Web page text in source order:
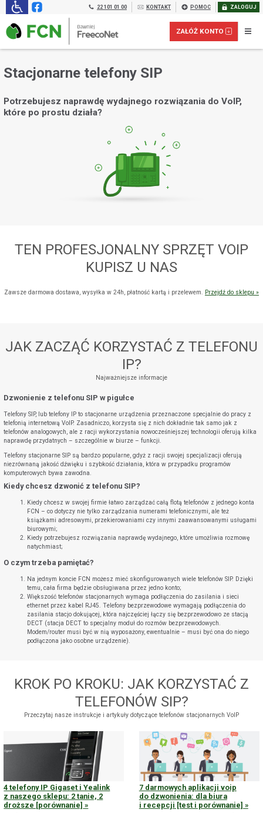
22 101 01 00 KONTAKT POMOC ZALOGUJ
ZAŁÓŻ KONTO
Załóż konto prepaid dla FIRM:
ZAŁÓŻ KONTO
Stacjonarne telefony SIP
Potrzebujesz naprawdę wydajnego rozwiązania do VoIP,
które po prostu działa?
TEN PROFESJONALNY SPRZĘT VOIP
KUPISZ U NAS
Zawsze darmowa dostawa, wysyłka w 24h, płatność kartą i przelewem. Przejdź do sklepu »
JAK ZACZĄĆ KORZYSTAĆ Z TELEFONU
IP?
Najważniejsze informacje
Dzwonienie z telefonu SIP w pigułce
Telefony SIP, lub telefony IP to stacjonarne urządzenia przeznaczone specjalnie do pracy z
telefonią internetową VoIP. Zasadniczo, korzysta się z nich dokładnie tak samo jak z
telefonów analogowych, ale z racji wykorzystania nowocześniejszej technologii oferują kilka
naprawdę przydatnych – szczególnie w biurze – funkcji.
Telefony stacjonarne SIP są bardzo popularne, gdyż z racji swojej specjalizacji oferują
niezrównaną jakość dźwięku i szybkość działania, która w przypadku programów
komputerowych bywa zawodna.
Kiedy chcesz dzwonić z telefonu SIP?
Kiedy chcesz w swojej firmie łatwo zarządzać całą flotą telefonów z jednego konta
FCN – co dotyczy nie tylko zarządzania numerami telefonicznymi, ale też
książkami adresowymi, przekierowaniami czy innymi zaawansowanymi usługami
biurowymi;
Kiedy potrzebujesz rozwiązania naprawdę wydajnego, które umożliwia rozmowę
natychmiast;
O czym trzeba pamiętać?
Na jednym koncie FCN możesz mieć skonfigurowanych wiele telefonów SIP. Dzięki
temu, cała firma będzie obsługiwana przez jedno konto;
Większość telefonów stacjonarnych wymaga podłączenia do zasilania i sieci
ethernet przez kabel RJ45. Telefony bezprzewodowe wymagają podłączenia do
zasilania stacjo dokującej, która najczęściej łączy się bezprzewodowo ze stacją
DECT (stacja DECT to specjalny moduł do rozmów bezprzewodowych.
Modem/router musi być w nią wyposażony, ewentualnie – musi być ona do niego
podłączona jako osobne urządzenie).
KROK PO KROKU: JAK KORZYSTAĆ Z
TELEFONÓW SIP?
Przeczytaj nasze instrukcje i artykuły dotyczące telefonów stacjonarnych VoIP
4 telefony IP Gigaset i Yealink
z naszego sklepu: 2 tanie, 2
droższe [porównanie]
7 darmowych aplikacji voip
do dzwonienia: dla biura
i recepcji [test i porównanie]